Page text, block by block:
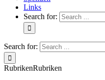
Links
Search for:
Search for:
RubrikenRubriken